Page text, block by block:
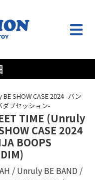
BE SHOW CASE 2024 -バン
ダブセッション-
TIME (Unruly
CASE 2024
BOOPS
Unruly BE BAND